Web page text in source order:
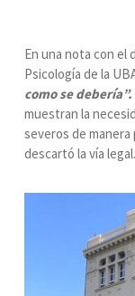
En una nota con el
Psicología de la
como se debería”.
muestran la
severos de
descartó la vía legal.